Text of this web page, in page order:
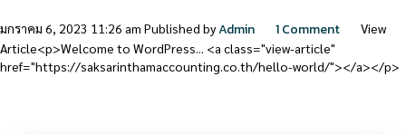
มกราคม 6, 2023 11:26 am Published byAdmin 1 Comment
View
Article<p>Welcome to WordPress... <a class="view-article"
href="https://saksarinthamaccounting.co.th/hello-world/"></a></p>